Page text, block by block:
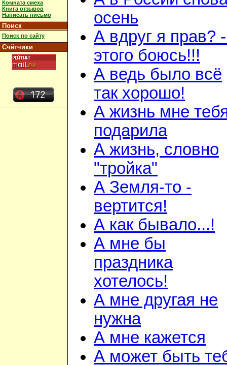
Комната смеха
Книга отзывов
Написать письмо
Поиск
Поиск по сайту
Счётчики
осень
А вдруг я прав?
этого боюсь!!!
А ведь было всё
так хорошо!
А жизнь мне
подарила
А жизнь, словно
"тройка"
А Земля-то -
вертится!
А как бывало...!
А мне бы
праздника
хотелось!
А мне другая не
нужна
А мне кажется
А может быть